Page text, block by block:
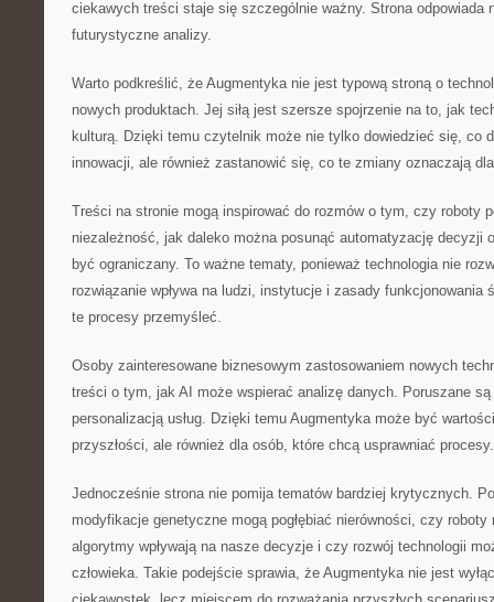
ciekawych treści staje się szczególnie ważny. Strona odpowiada
futurystyczne analizy.
Warto podkreślić, że Augmentyka nie jest typową stroną o
nowych produktach. Jej siłą jest szersze spojrzenie na to, jak
kulturą. Dzięki temu czytelnik może nie tylko dowiedzieć się, co
innowacji, ale również zastanowić się, co te zmiany oznaczają
Treści na stronie mogą inspirować do rozmów o tym, czy roboty
niezależność, jak daleko można posunąć automatyzację decyzji
być ograniczany. To ważne tematy, ponieważ technologia nie
rozwiązanie wpływa na ludzi, instytucje i zasady funkcjonowania
te procesy przemyśleć.
Osoby zainteresowane biznesowym zastosowaniem nowych
treści o tym, jak AI może wspierać analizę danych. Poruszane
personalizacją usług. Dzięki temu Augmentyka może być
przyszłości, ale również dla osób, które chcą usprawniać procesy.
Jednocześnie strona nie pomija tematów bardziej krytycznych.
modyfikacje genetyczne mogą pogłębiać nierówności, czy
algorytmy wpływają na nasze decyzje i czy rozwój technologii
człowieka. Takie podejście sprawia, że Augmentyka nie jest